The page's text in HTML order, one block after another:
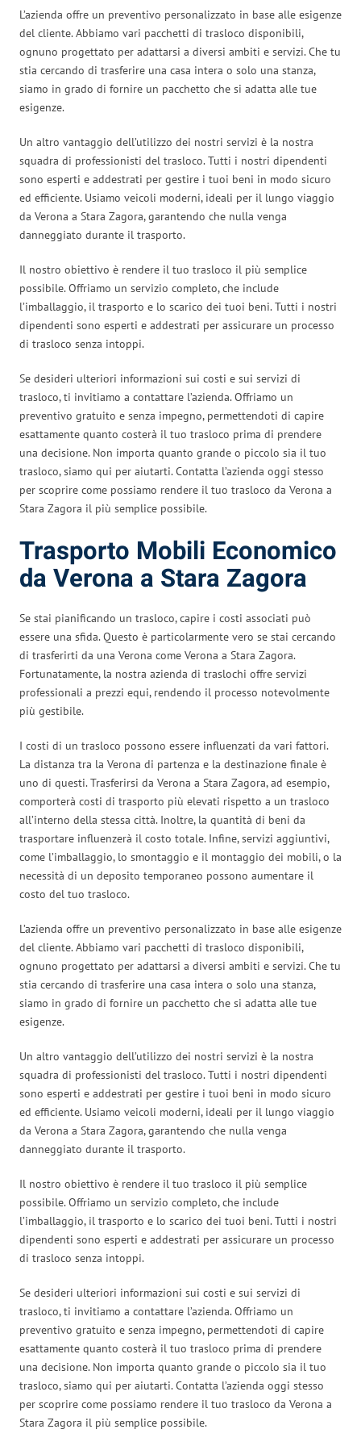
L’azienda offre un preventivo personalizzato in base alle esigenze
del cliente. Abbiamo vari pacchetti di trasloco disponibili,
ognuno progettato per adattarsi a diversi ambiti e servizi. Che tu
stia cercando di trasferire una casa intera o solo una stanza,
siamo in grado di fornire un pacchetto che si adatta alle tue
esigenze.
Un altro vantaggio dell’utilizzo dei nostri servizi è la nostra
squadra di professionisti del trasloco. Tutti i nostri dipendenti
sono esperti e addestrati per gestire i tuoi beni in modo sicuro
ed efficiente. Usiamo veicoli moderni, ideali per il lungo viaggio
da Verona a Stara Zagora, garantendo che nulla venga
danneggiato durante il trasporto.
Il nostro obiettivo è rendere il tuo trasloco il più semplice
possibile. Offriamo un servizio completo, che include
l’imballaggio, il trasporto e lo scarico dei tuoi beni. Tutti i nostri
dipendenti sono esperti e addestrati per assicurare un processo
di trasloco senza intoppi.
Se desideri ulteriori informazioni sui costi e sui servizi di
trasloco, ti invitiamo a contattare l’azienda. Offriamo un
preventivo gratuito e senza impegno, permettendoti di capire
esattamente quanto costerà il tuo trasloco prima di prendere
una decisione. Non importa quanto grande o piccolo sia il tuo
trasloco, siamo qui per aiutarti. Contatta l’azienda oggi stesso
per scoprire come possiamo rendere il tuo trasloco da Verona a
Stara Zagora il più semplice possibile.
Trasporto Mobili Economico
da Verona a Stara Zagora
Se stai pianificando un trasloco, capire i costi associati può
essere una sfida. Questo è particolarmente vero se stai cercando
di trasferirti da una Verona come Verona a Stara Zagora.
Fortunatamente, la nostra azienda di traslochi offre servizi
professionali a prezzi equi, rendendo il processo notevolmente
più gestibile.
I costi di un trasloco possono essere influenzati da vari fattori.
La distanza tra la Verona di partenza e la destinazione finale è
uno di questi. Trasferirsi da Verona a Stara Zagora, ad esempio,
comporterà costi di trasporto più elevati rispetto a un trasloco
all’interno della stessa città. Inoltre, la quantità di beni da
trasportare influenzerà il costo totale. Infine, servizi aggiuntivi,
come l’imballaggio, lo smontaggio e il montaggio dei mobili, o la
necessità di un deposito temporaneo possono aumentare il
costo del tuo trasloco.
L’azienda offre un preventivo personalizzato in base alle esigenze
del cliente. Abbiamo vari pacchetti di trasloco disponibili,
ognuno progettato per adattarsi a diversi ambiti e servizi. Che tu
stia cercando di trasferire una casa intera o solo una stanza,
siamo in grado di fornire un pacchetto che si adatta alle tue
esigenze.
Un altro vantaggio dell’utilizzo dei nostri servizi è la nostra
squadra di professionisti del trasloco. Tutti i nostri dipendenti
sono esperti e addestrati per gestire i tuoi beni in modo sicuro
ed efficiente. Usiamo veicoli moderni, ideali per il lungo viaggio
da Verona a Stara Zagora, garantendo che nulla venga
danneggiato durante il trasporto.
Il nostro obiettivo è rendere il tuo trasloco il più semplice
possibile. Offriamo un servizio completo, che include
l’imballaggio, il trasporto e lo scarico dei tuoi beni. Tutti i nostri
dipendenti sono esperti e addestrati per assicurare un processo
di trasloco senza intoppi.
Se desideri ulteriori informazioni sui costi e sui servizi di
trasloco, ti invitiamo a contattare l’azienda. Offriamo un
preventivo gratuito e senza impegno, permettendoti di capire
esattamente quanto costerà il tuo trasloco prima di prendere
una decisione. Non importa quanto grande o piccolo sia il tuo
trasloco, siamo qui per aiutarti. Contatta l’azienda oggi stesso
per scoprire come possiamo rendere il tuo trasloco da Verona a
Stara Zagora il più semplice possibile.